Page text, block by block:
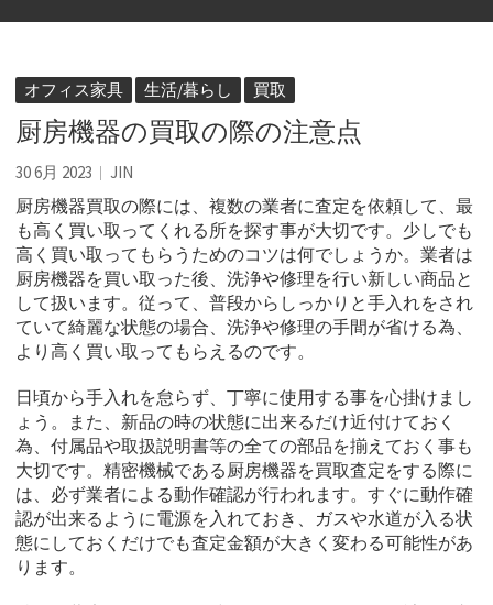
オフィス家具 生活/暮らし 買取
厨房機器の買取の際の注意点
30 6月 2023 JIN
厨房機器買取の際には、複数の業者に査定を依頼して、最
も高く買い取ってくれる所を探す事が大切です。 少しでも
高く買い取ってもらうためのコツは何でしょうか。業者は
厨房機器を買い取った後、洗浄や修理を行い新しい商品と
して扱います。従って、普段からしっかりと手入れをされ
ていて綺麗な状態の場合、洗浄や修理の手間が省ける為、
より高く買い取ってもらえるのです。
日頃から手入れを怠らず、丁寧に使用する事を心掛けまし
ょう。また、新品の時の状態に出来るだけ近付けておく
為、付属品や取扱説明書等の全ての部品を揃えておく事も
大切です。精密機械である厨房機器を買取査定をする際に
は、必ず業者による動作確認が行われます。すぐに動作確
認が出来るように電源を入れておき、ガスや水道が入る状
態にしておくだけでも査定金額が大きく変わる可能性があ
ります。